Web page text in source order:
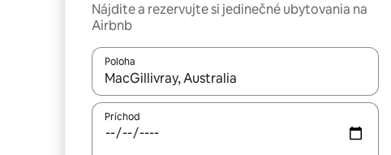
Nájdite a rezervujte si jedinečné ubytovania na
Airbnb
Poloha
Keď budú výsledky k dispozícii, môžete si ich
Príchod